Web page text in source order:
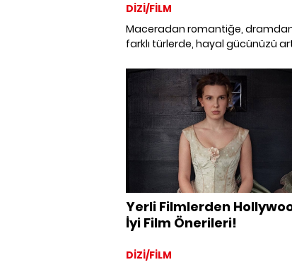
DİZİ/FİLM
Maceradan romantiğe,
farklı türlerde, hayal gücünüzü
Yerli Filmlerden
İyi Film Önerileri!
DİZİ/FİLM